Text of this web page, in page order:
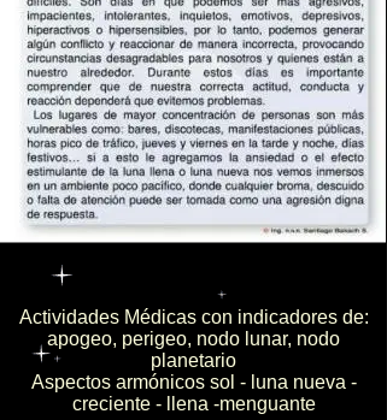
Actividades Médicas con indicadores de:
apogeo, perigeo, nodo lunar, nodo
planetario
Aspectos armónicos sol - luna nueva -
creciente - llena -menguante